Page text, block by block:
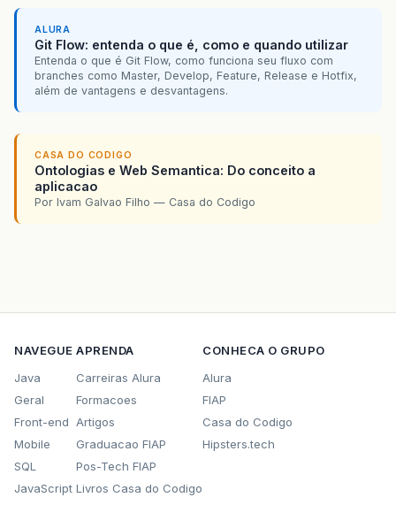
ALURA
Git Flow: entenda o que é, como e quando utilizar
Entenda o que é Git Flow, como funciona seu fluxo com
branches como Master, Develop, Feature, Release e Hotfix,
além de vantagens e desvantagens.
CASA DO CODIGO
Ontologias e Web Semantica: Do conceito a
aplicacao
Por Ivam Galvao Filho — Casa do Codigo
NAVEGUE
Java
Geral
Front-end
Mobile
SQL
JavaScript
APRENDA
Carreiras Alura
Formacoes
Artigos
Graduacao FIAP
Pos-Tech FIAP
Livros Casa do Codigo
CONHECA O GRUPO
Alura
FIAP
Casa do Codigo
Hipsters.tech